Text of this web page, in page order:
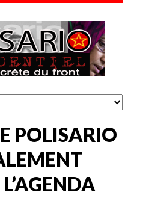
POLISARIO